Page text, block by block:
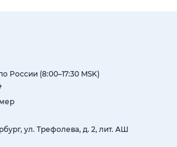
России (8:00–17:30 MSK)
ул. Трефолева, д. 2, лит. АШ